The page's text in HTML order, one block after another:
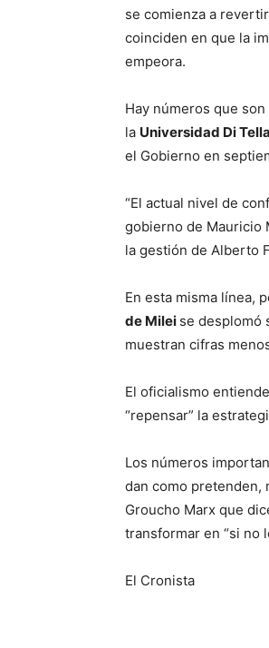
se comienza a
coinciden en que la
empeora.
Hay números que
la Universidad Di Tella
el Gobierno en
“El actual nivel de
gobierno de Mauricio
la gestión de Alberto
En esta misma línea,
de Milei se desplomó
muestran cifras
El oficialismo
“repensar” la
Los números
dan como pretenden,
Groucho Marx que
transformar en “si no
El Cronista